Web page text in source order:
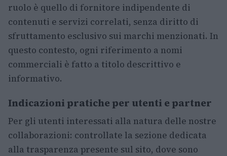
ruolo è quello di fornitore indipendente di
contenuti e servizi correlati, senza diritto di
sfruttamento esclusivo sui marchi menzionati. In
questo contesto, ogni riferimento a nomi
commerciali è fatto a titolo descrittivo e
informativo.
Indicazioni pratiche per utenti e partner
Per gli utenti interessati alla natura delle nostre
collaborazioni: controllate la sezione dedicata
alla trasparenza presente sul sito, dove sono